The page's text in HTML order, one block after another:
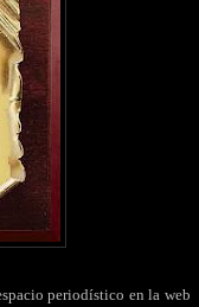
periodístico en la web